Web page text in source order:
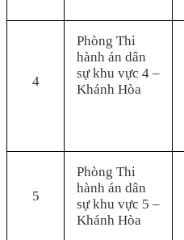
4
Phòng Thi
hành án dân
sự khu vực 4 –
Khánh Hòa
5
Phòng Thi
hành án dân
sự khu vực 5 –
Khánh Hòa